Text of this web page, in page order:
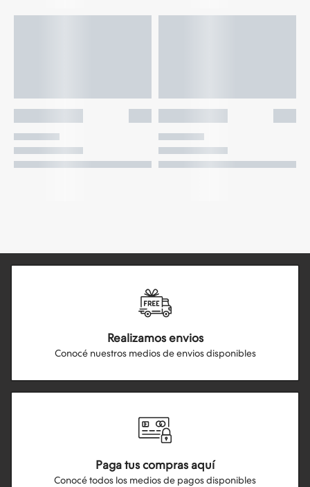
Realizamos envios
Conocé nuestros medios de envios disponibles
Paga tus compras aquí
Conocé todos los medios de pagos disponibles